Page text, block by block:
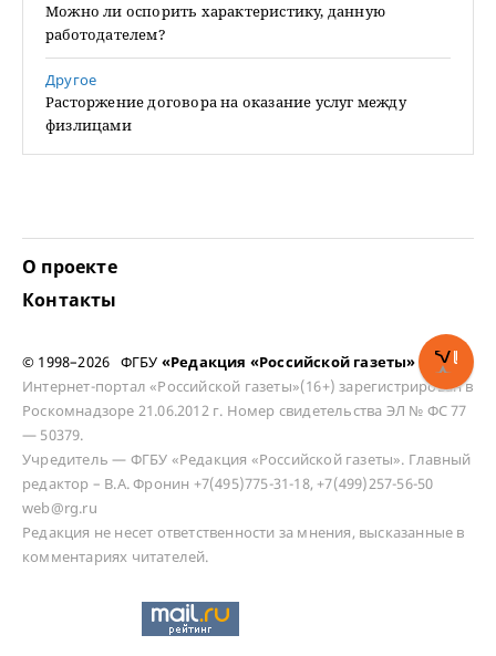
Можно ли оспорить характеристику, данную
работодателем?
Другое
Расторжение договора на оказание услуг между
физлицами
О проекте
Контакты
© 1998–2026 ФГБУ «Редакция «Российской газеты»
Интернет-портал «Российской газеты»(16+) зарегистрирован в
Роскомнадзоре 21.06.2012 г. Номер свидетельства ЭЛ № ФС 77
— 50379.
Учредитель — ФГБУ «Редакция «Российской газеты». Главный
редактор – В.А. Фронин +7(495)775-31-18, +7(499)257-56-50
web@rg.ru
Редакция не несет ответственности за мнения, высказанные в
комментариях читателей.